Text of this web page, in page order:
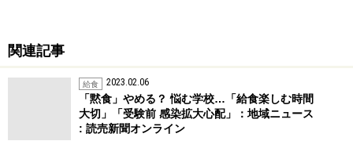
関連記事
給食 2023.02.06
「黙食」やめる？ 悩む学校…「給食楽しむ時間
大切」「受験前 感染拡大心配」：地域ニュース
: 読売新聞オンライン